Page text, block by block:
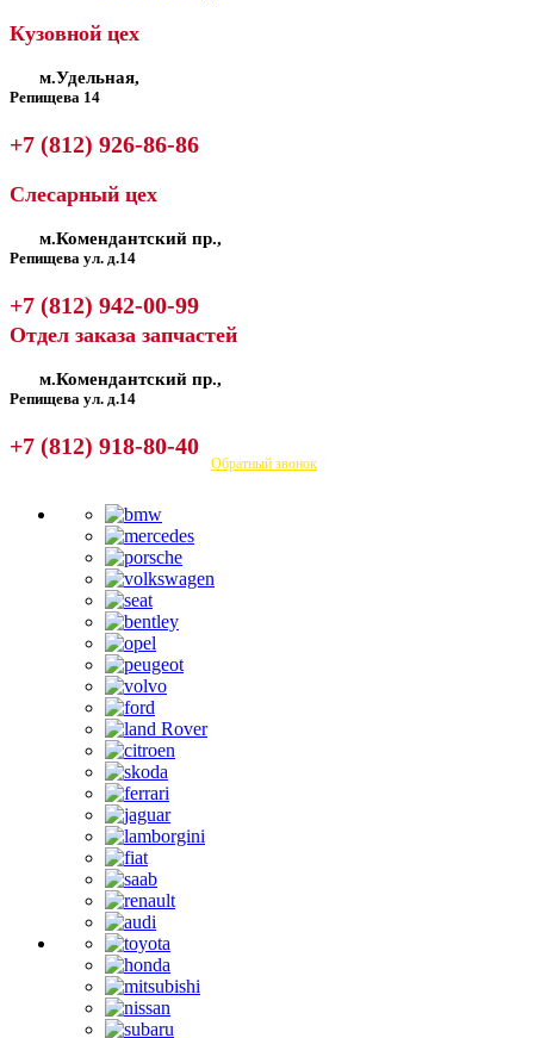
Кузовной цех
м.Удельная,
Репищева 14
+7 (812) 926-86-86
Слесарный цех
м.Комендантский пр.,
Репищева ул. д.14
+7 (812) 942-00-99
Отдел заказа запчастей
м.Комендантский пр.,
Репищева ул. д.14
+7 (812) 918-80-40
Посмотреть на карте Обратный звонок